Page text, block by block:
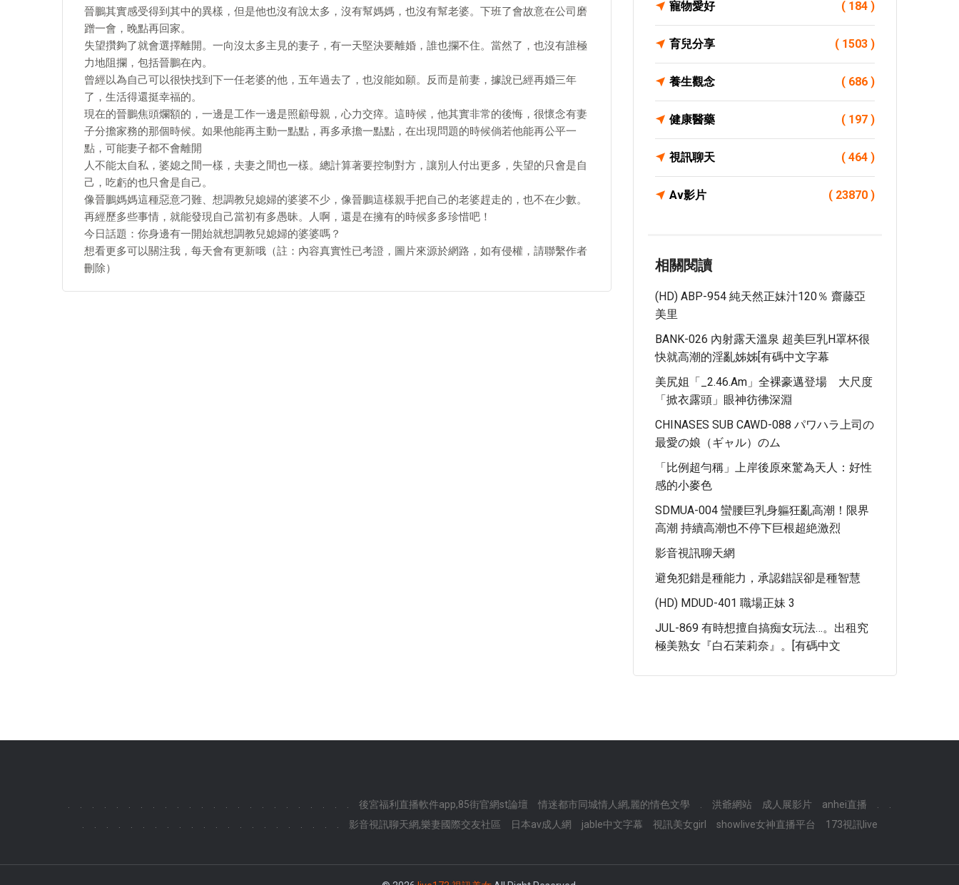
晉鵬其實感受得到其中的異樣，但是他也沒有說太多，沒有幫媽媽，也沒有幫老婆。下班了會故意在公司磨
蹭一會，晚點再回家。
失望攢夠了就會選擇離開。一向沒太多主見的妻子，有一天堅決要離婚，誰也攔不住。當然了，也沒有誰極
力地阻攔，包括晉鵬在內。
曾經以為自己可以很快找到下一任老婆的他，五年過去了，也沒能如願。反而是前妻，據說已經再婚三年
了，生活得還挺幸福的。
現在的晉鵬焦頭爛額的，一邊是工作一邊是照顧母親，心力交瘁。這時候，他其實非常的後悔，很懷念有妻
子分擔家務的那個時候。如果他能再主動一點點，再多承擔一點點，在出現問題的時候倘若他能再公平一
點，可能妻子都不會離開
人不能太自私，婆媳之間一樣，夫妻之間也一樣。總計算著要控制對方，讓別人付出更多，失望的只會是自
己，吃虧的也只會是自己。
像晉鵬媽媽這種惡意刁難、想調教兒媳婦的婆婆不少，像晉鵬這樣親手把自己的老婆趕走的，也不在少數。
再經歷多些事情，就能發現自己當初有多愚昧。人啊，還是在擁有的時候多多珍惜吧！
今日話題：你身邊有一開始就想調教兒媳婦的婆婆嗎？
想看更多可以關注我，每天會有更新哦（註：內容真實性已考證，圖片來源於網路，如有侵權，請聯繫作者
刪除）
寵物愛好 ( 184 )
育兒分享 ( 1503 )
養生觀念 ( 686 )
健康醫藥 ( 197 )
視訊聊天 ( 464 )
Av影片 ( 23870 )
相關閱讀
(HD) ABP-954 純天然正妹汁120％ 齋藤亞
美里
BANK-026 內射露天溫泉 超美巨乳H罩杯很
快就高潮的淫亂姊姊[有碼中文字幕
美尻姐「_2.46.am」全裸豪邁登場 大尺度
「掀衣露頭」眼神彷彿深淵
CHINASES SUB CAWD-088 パワハラ上司の
最愛の娘（ギャル）のム
「比例超勻稱」上岸後原來驚為天人：好性
感的小麥色
SDMUA-004 蠻腰巨乳身軀狂亂高潮！限界
高潮 持續高潮也不停下巨根超絶激烈
影音視訊聊天網
避免犯錯是種能力，承認錯誤卻是種智慧
(HD) MDUD-401 職場正妹 3
JUL-869 有時想擅自搞痴女玩法…。出租究
極美熟女『白石茉莉奈』。[有碼中文
後宮福利直播軟件app,85街官網st論壇 情迷都市同城情人網,麗的情色文學 洪爺網站 成人展影片 anhei直播
影音視訊聊天網,樂妻國際交友社區 日本av成人網 jable中文字幕 視訊美女girl showlive女神直播平台 173視訊live